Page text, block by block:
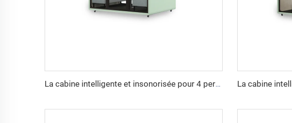
La cabine intelligente et insonorisée pour 4 personnes - série Cyspace X